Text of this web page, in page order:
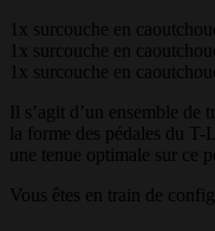
1x surcouche en
1x surcouche en
1x surcouche en
Il s’agit d’un ensemble de
la forme des pédales du
une tenue optimale sur ce
Vous êtes en train de